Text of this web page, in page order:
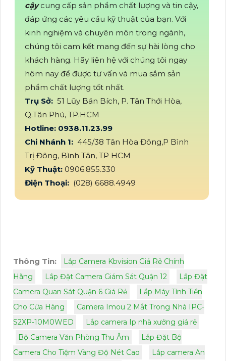
cậycung cấp sản phẩm chất lượng và tin cậy,
đáp ứng các yêu cầu kỹ thuật của bạn. Với
kinh nghiệm và chuyên môn trong ngành,
chúng tôi cam kết mang đến sự hài lòng cho
khách hàng. Hãy liên hệ với chúng tôi ngay
hôm nay để được tư vấn và mua sắm sản
phẩm chất lượng tốt nhất.
Trụ Sở: 51 Lũy Bán Bích, P. Tân Thới Hòa,
Q.Tân Phú, TP.HCM
Hotline: 0938.11.23.99
Chi Nhánh 1: 445/38 Tân Hòa Đông,P Bình
Trị Đông, Bình Tân, TP HCM
Kỹ Thuật: 0906.855.330
Điện Thoại: (028) 6688.4949
Thông Tin:
Lắp Camera Kbvision Giá Rẻ Chính
Hãng
Lắp Đặt Camera Giám Sát Quận 12
Lắp Đặt
Camera Quan Sát Quận 6 Giá Rẻ
Lắp Máy Tính Tiền
Cho Cửa Hàng
Camera Imou 2 Mắt Trong Nhà IPC-
S2XP-10M0WED
Lắp camera Ip nhà xưởng giá rẻ
Bộ Camera Văn Phòng Thu Âm
Lắp Đặt Bộ
Camera Cho Tiệm Vàng Độ Nét Cao
Lắp camera An